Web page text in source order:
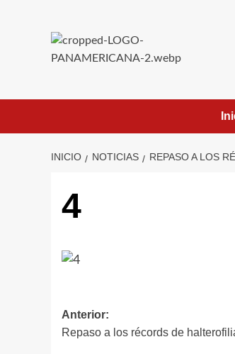
INICIO NOTICIAS REPASO A LOS
4
Navegación
de
Anterior:
Repaso a los récords de